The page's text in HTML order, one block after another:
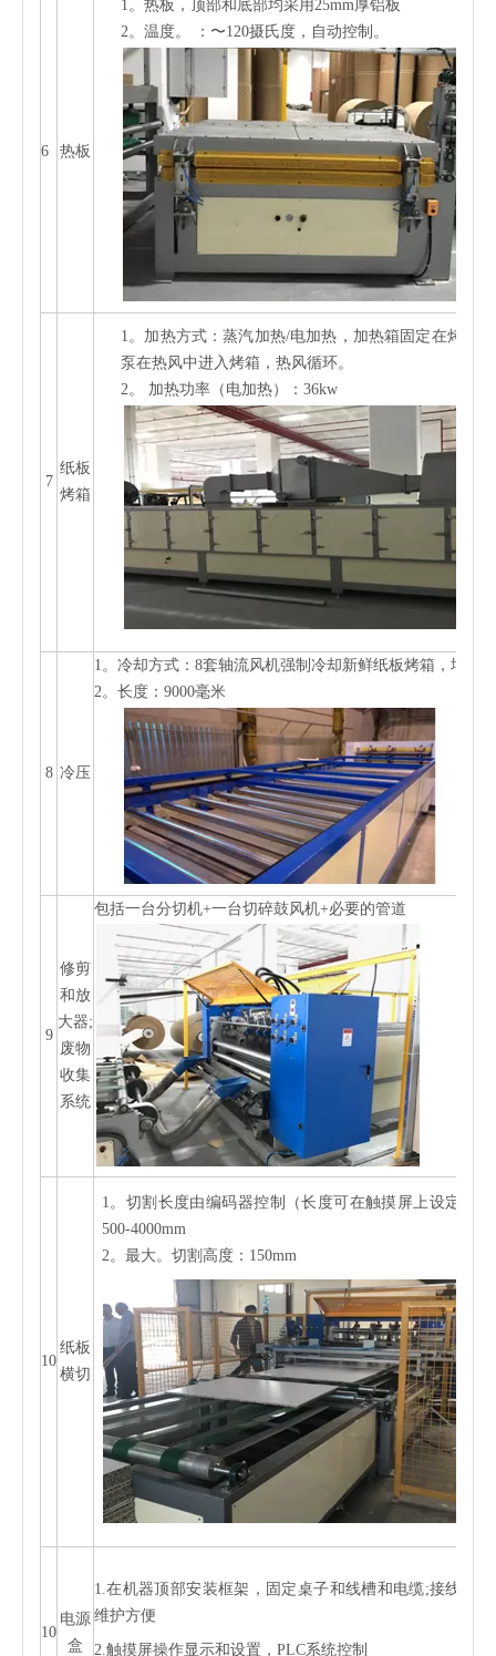
6 热板
1。 热板，顶部和底部均采用25mm厚铝板
2。 温度。 ：〜120摄氏度，自动控制。
7
纸板
烤箱
1。 加热方式：蒸汽加热/电加热，加热箱固定在烤箱
泵在热风中进入烤箱，热风循环。
2。
加热功率（电加热）：36kw
8 冷压
1。 冷却方式 ： 8套轴流风机强制冷却新鲜纸板烤箱，增加
2。 长度：9000毫米
9
修剪
和放
大器;
废物
收集
系统
包括一台分切机+一台切碎鼓风机+必要的管道
10
纸板
横切
1。 切割长度由编码器控制（长度可在触摸屏上设定）
500-4000mm
2。 最大。切割高度：150mm
10
电源
盒
1.在机器顶部安装框架，固定桌子和线槽和电缆;接线清
维护方便
2.触摸屏操作显示和设置，PLC系统控制